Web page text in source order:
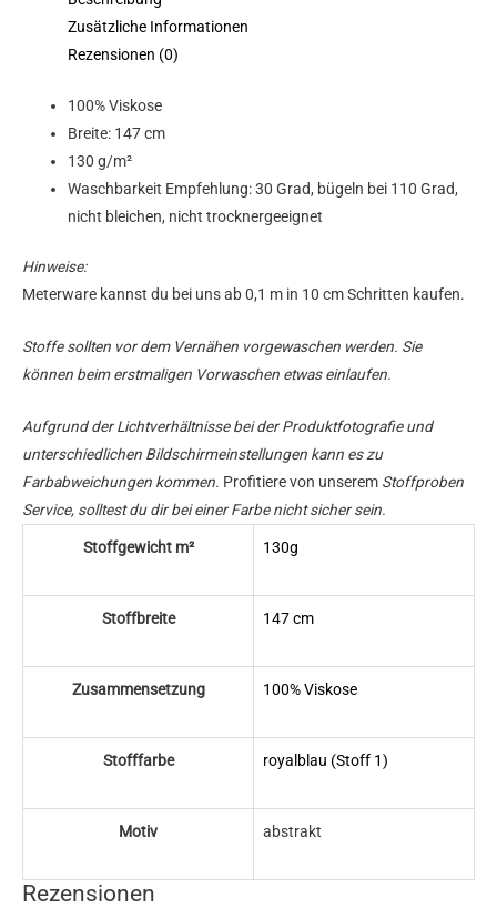
Zusätzliche Informationen
Rezensionen (0)
100% Viskose
Breite: 147 cm
130 g/m²
Waschbarkeit Empfehlung: 30 Grad, bügeln bei 110 Grad,
nicht bleichen, nicht trocknergeeignet
Hinweise:
Meterware kannst du bei uns ab 0,1 m in 10 cm Schritten kaufen.
Stoffe sollten vor dem Vernähen vorgewaschen werden. Sie
können beim erstmaligen Vorwaschen etwas einlaufen.
Aufgrund der Lichtverhältnisse bei der Produktfotografie und
unterschiedlichen Bildschirmeinstellungen kann es zu
Farbabweichungen kommen. Profitiere von unserem Stoffproben
Service, solltest du dir bei einer Farbe nicht sicher sein.
Stoffgewicht m² 130g
Stoffbreite 147 cm
Zusammensetzung 100% Viskose
Stofffarbe royalblau (Stoff 1)
Motiv abstrakt
Rezensionen